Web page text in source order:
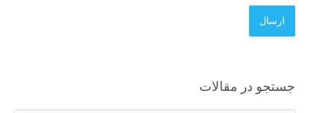
جستجو در مقالات